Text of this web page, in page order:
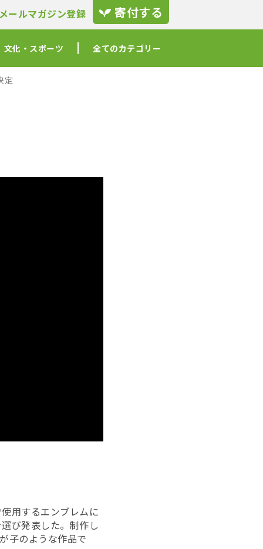
メールマガジン登録 寄付する
文化・スポーツ 全てのカテゴリー
定
用するエンブレムに
び発表した。制作し
子のような作品で